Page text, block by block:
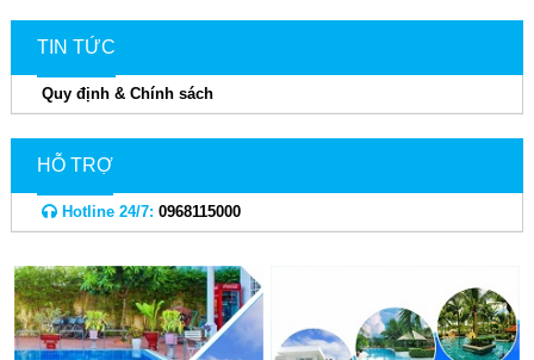
TIN TỨC
Quy định & Chính sách
HỖ TRỢ
Hotline 24/7: 0968115000